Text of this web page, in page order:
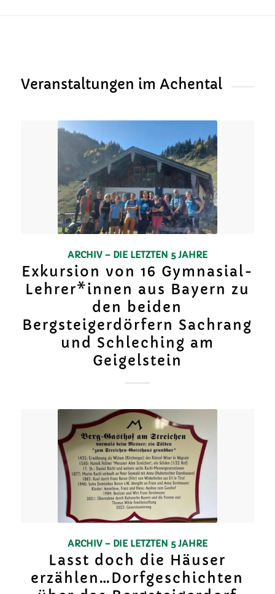
Veranstaltungen im Achental
ARCHIV – DIE LETZTEN 5 JAHRE
Exkursion von 16 Gymnasial-
Lehrer*innen aus Bayern zu
den beiden
Bergsteigerdörfern Sachrang
und Schleching am
Geigelstein
ARCHIV – DIE LETZTEN 5 JAHRE
Lasst doch die Häuser
erzählen…Dorfgeschichten